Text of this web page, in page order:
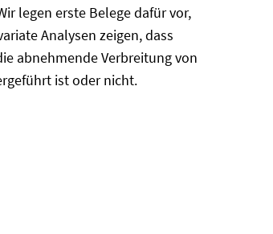
legen erste Belege dafür vor,
Analysen zeigen, dass
abnehmende Verbreitung von
ist oder nicht.